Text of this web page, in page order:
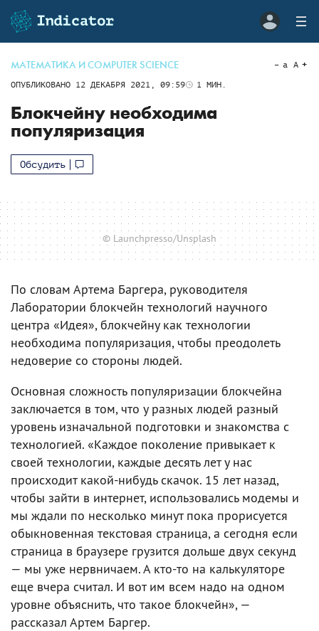
МАТЕМАТИКА И COMPUTER SCIENCE
ОПУБЛИКОВАНО 12 ДЕКАБРЯ 2021, 09:59 1 МИН.
a A
Блокчейну необходима
популяризация
Обсудить
© Launchpresso/Unsplash
По словам Артема Баргера, руководителя
Лаборатории блокчейн технологий научного
центра «Идея», блокчейну как технологии
необходима популяризация, чтобы преодолеть
недоверие со стороны людей.
Основная сложность популяризации блокчейна
заключается в том, что у разных людей разный
уровень изначальной подготовки и знакомства с
технологией. «Каждое поколение привыкает к
своей технологии, каждые десять лет у нас
происходит какой-нибудь скачок. 15 лет назад,
чтобы зайти в интернет, использовались модемы и
мы ждали по несколько минут пока прорисуется
обыкновенная текстовая страница, а сегодня если
страница в браузере грузится дольше двух секунд
— мы уже нервничаем. А кто-то на калькуляторе
еще вчера считал. И вот им всем надо на одном
уровне объяснить, что такое блокчейн», —
рассказал Артем Баргер.